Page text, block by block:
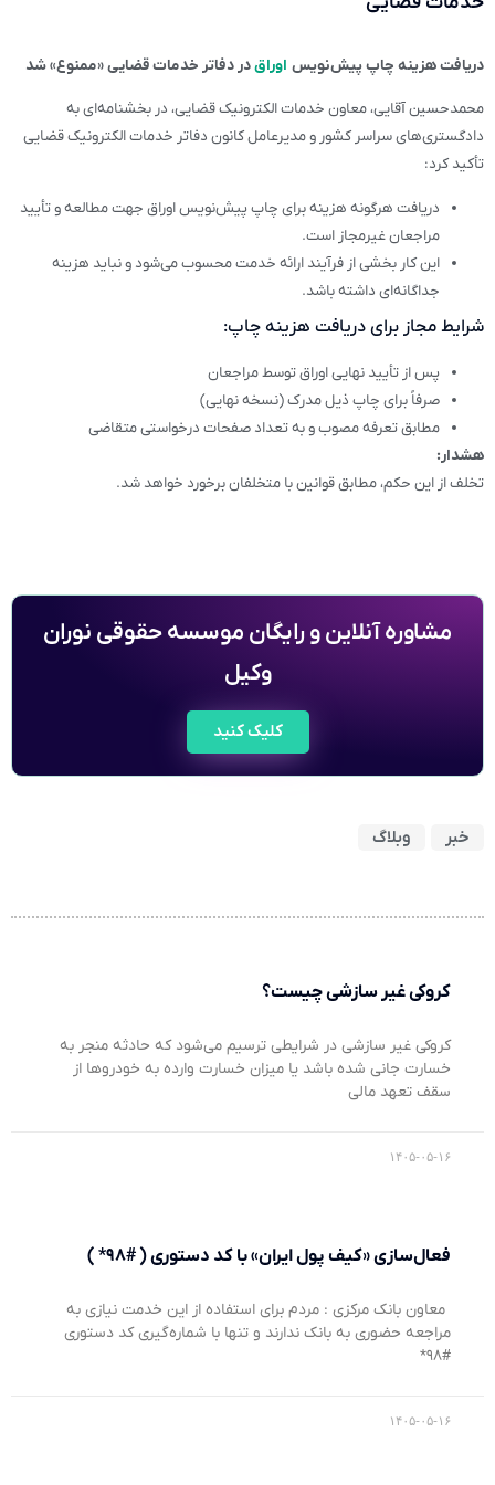
دریافت هزینه چاپ پیش‌نویس اوراقدر دفاتر خدمات قضایی «ممنوع» شد
محمدحسین آقایی، معاون خدمات الکترونیک قضایی، در بخشنامه‌ای به
دادگستری‌های سراسر کشور و مدیرعامل کانون دفاتر خدمات الکترونیک قضایی
تأکید کرد:
دریافت هرگونه هزینه برای چاپ پیش‌نویس اوراق جهت مطالعه و تأیید
مراجعان غیرمجاز است.
این کار بخشی از فرآیند ارائه خدمت محسوب می‌شود و نباید هزینه
جداگانه‌ای داشته باشد.
شرایط مجاز برای دریافت هزینه چاپ:
پس از تأیید نهایی اوراق توسط مراجعان
صرفاً برای چاپ ذیل مدرک (نسخه نهایی)
مطابق تعرفه مصوب و به تعداد صفحات درخواستی متقاضی
هشدار:
تخلف از این حکم، مطابق قوانین با متخلفان برخورد خواهد شد.
مشاوره آنلاین و رایگان موسسه حقوقی نوران
وکیل
کلیک کنید
خبر وبلاگ
کروکی غیر سازشی چیست؟
کروکی غیر سازشی در شرایطی ترسیم می‌شود که حادثه منجر به
خسارت جانی شده باشد یا میزان خسارت وارده به خودروها از
سقف تعهد مالی
۱۴۰۵-۰۵-۱۶
فعال‌سازی «کیف پول ایران» با کد دستوری ( #۹۸* )
معاون بانک مرکزی : مردم برای استفاده از این خدمت نیازی به
مراجعه حضوری به بانک ندارند و تنها با شماره‌گیری کد دستوری
#۹۸*
۱۴۰۵-۰۵-۱۶